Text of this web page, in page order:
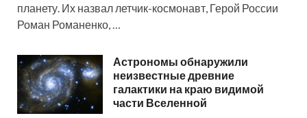
планету. Их назвал летчик-космонавт, Герой России
Роман Романенко, …
Астрономы обнаружили
неизвестные древние
галактики на краю видимой
части Вселенной